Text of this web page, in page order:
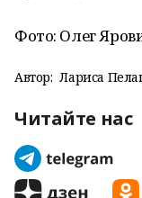
Фото: Олег
Автор: Лариса
Читайте нас